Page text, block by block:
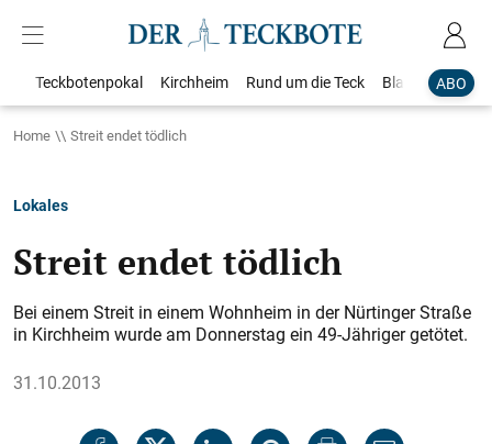
ABO
Teckbotenpokal Kirchheim Rund um die Teck Blaulicht
Home Streit endet tödlich
Lokales
Streit endet tödlich
Bei einem Streit in einem Wohnheim in der Nürtinger Straße
in Kirchheim wurde am Donnerstag ein 49-Jähriger getötet.
31.10.2013